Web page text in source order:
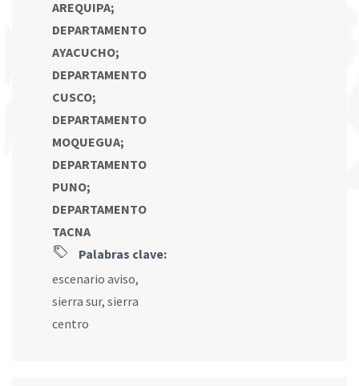
AREQUIPA;
DEPARTAMENTO
AYACUCHO;
DEPARTAMENTO
CUSCO;
DEPARTAMENTO
MOQUEGUA;
DEPARTAMENTO
PUNO;
DEPARTAMENTO
TACNA
Palabras clave:
escenario aviso,
sierra sur, sierra
centro